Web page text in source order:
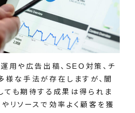
用や広告出稿、SEO対策、チ
様な手法が存在しますが、闇
ても期待する成果は得られま
リソースで効率よく顧客を獲